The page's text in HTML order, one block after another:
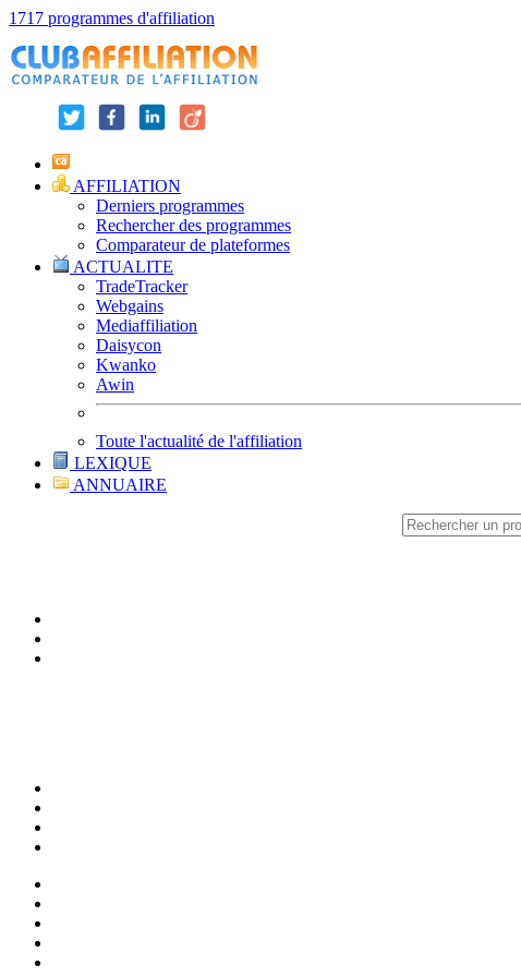
1717 programmes d'affiliation
AFFILIATION
Derniers programmes
Rechercher des programmes
Comparateur de plateformes
ACTUALITE
TradeTracker
Webgains
Mediaffiliation
Daisycon
Kwanko
Awin
Toute l'actualité de l'affiliation
LEXIQUE
ANNUAIRE